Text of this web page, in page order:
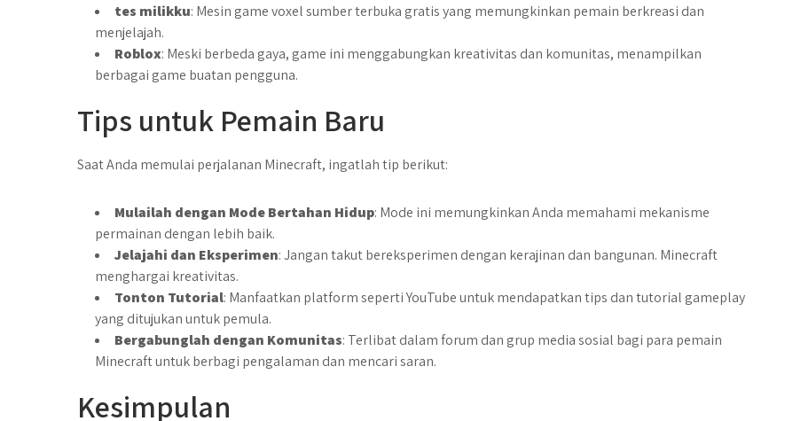
tes milikku: Mesin game voxel sumber terbuka gratis yang memungkinkan pemain berkreasi dan
menjelajah.
Roblox: Meski berbeda gaya, game ini menggabungkan kreativitas dan komunitas, menampilkan
berbagai game buatan pengguna.
Tips untuk Pemain Baru
Saat Anda memulai perjalanan Minecraft, ingatlah tip berikut:
Mulailah dengan Mode Bertahan Hidup: Mode ini memungkinkan Anda memahami mekanisme
permainan dengan lebih baik.
Jelajahi dan Eksperimen: Jangan takut bereksperimen dengan kerajinan dan bangunan. Minecraft
menghargai kreativitas.
Tonton Tutorial: Manfaatkan platform seperti YouTube untuk mendapatkan tips dan tutorial gameplay
yang ditujukan untuk pemula.
Bergabunglah dengan Komunitas: Terlibat dalam forum dan grup media sosial bagi para pemain
Minecraft untuk berbagi pengalaman dan mencari saran.
Kesimpulan